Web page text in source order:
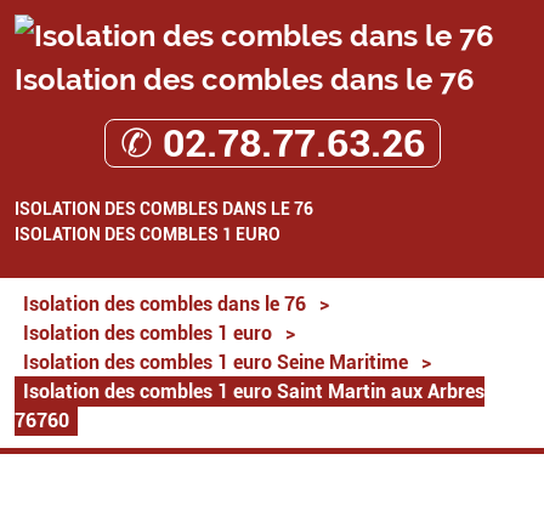
Isolation des combles dans le 76
✆ 02.78.77.63.26
ISOLATION DES COMBLES DANS LE 76
ISOLATION DES COMBLES 1 EURO
Isolation des combles dans le 76
>
Isolation des combles 1 euro
>
Isolation des combles 1 euro Seine Maritime
>
Isolation des combles 1 euro Saint Martin aux Arbres
76760